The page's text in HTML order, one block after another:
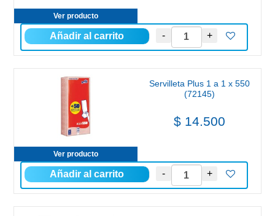
Ver producto
Ver producto
Servilleta Plus 1 a 1 x 550
(72145)
$ 14.500